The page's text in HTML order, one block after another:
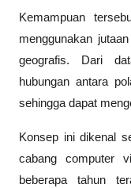
Kemampuan
menggunakan
geografis. Dari
hubungan antara
sehingga dapat
Konsep ini dikenal
cabang computer
beberapa tahun